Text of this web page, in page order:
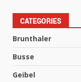
CATEGORIES
Brunthaler
Busse
Geibel